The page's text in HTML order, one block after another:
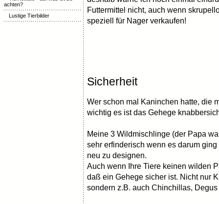
achten?
Lustige Tierbilder
Futtermittel nicht, auch wenn
speziell für Nager verkaufen!
Sicherheit
Wer schon mal Kaninchen hatte, die
wichtig es ist das Gehege
Meine 3 Wildmischlinge (der Papa
sehr erfinderisch wenn es darum
neu zu designen.
Auch wenn Ihre Tiere keinen wilden
daß ein Gehege sicher ist. Nicht nur
sondern z.B. auch Chinchillas,